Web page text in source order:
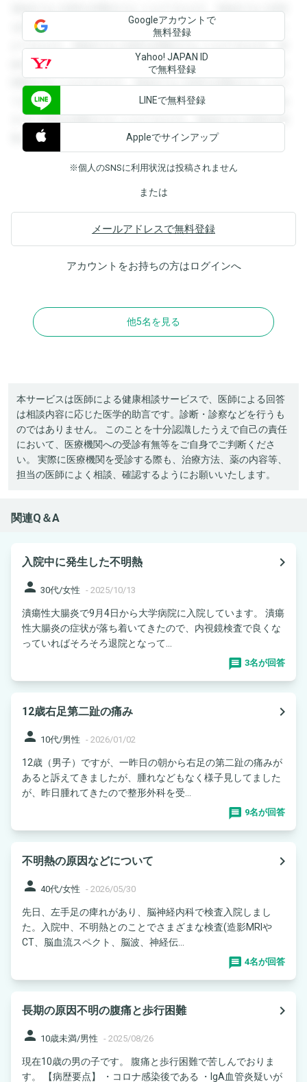
登録すると回答を閲覧することができます。登録すると回答
を閲覧することができます。登録すると回答を閲覧すること
ができます。登録すると回答を閲覧することができます。登
録すると回答を閲覧することができます。登録すると回答を
閲覧することができます。登録すると回答を閲覧することが
できます。登録すると回答を閲覧することができます。登録
すると回答を閲覧することができます。登録すると回答を閲
覧することができます。
Googleアカウントで
無料登録
Yahoo! JAPAN ID
で無料登録
LINEで無料登録
Appleでサインアップ
※個人のSNSに利用状況は投稿されません
または
メールアドレスで無料登録
アカウントをお持ちの方はログインへ
他5名を見る
本サービスは医師による健康相談サービスで、医師による回答
は相談内容に応じた医学的助言です。診断・診察などを行うも
のではありません。 このことを十分認識したうえで自己の責任
において、医療機関への受診有無等をご自身でご判断くださ
い。 実際に医療機関を受診する際も、治療方法、薬の内容等、
担当の医師によく相談、確認するようにお願いいたします。
関連Q＆A
入院中に発生した不明熱
navigate_next
person 30代/女性 - 2025/10/13
潰瘍性大腸炎で9月4日から大学病院に入院しています。 潰瘍
性大腸炎の症状が落ち着いてきたので、内視鏡検査で良くな
っていればそろそろ退院となって...
3名が回答
12歳右足第二趾の痛み
navigate_next
person 10代/男性 - 2026/01/02
12歳（男子）ですが、一昨日の朝から右足の第二趾の痛みが
あると訴えてきましたが、腫れなどもなく様子見してました
が、昨日腫れてきたので整形外科を受...
9名が回答
不明熱の原因などについて
navigate_next
person 40代/女性 - 2026/05/30
先日、左手足の痺れがあり、脳神経内科で検査入院しまし
た。入院中、不明熱とのことでさまざまな検査(造影MRIや
CT、脳血流スペクト、脳波、神経伝...
4名が回答
長期の原因不明の腹痛と歩行困難
navigate_next
person 10歳未満/男性 - 2025/08/26
現在10歳の男の子です。 腹痛と歩行困難で苦しんでおりま
す。 【病歴要点】 ・コロナ感染後である ・IgA血管炎疑いが